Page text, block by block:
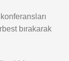
bırakarak